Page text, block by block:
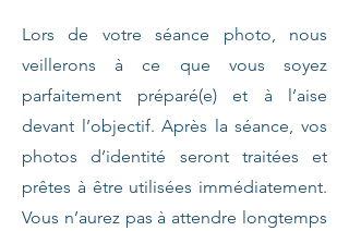
Lors de votre séance photo, nous
veillerons à ce que vous soyez
parfaitement préparé(e) et à l’aise
devant l’objectif. Après la séance, vos
photos d’identité seront traitées et
prêtes à être utilisées immédiatement.
Vous n’aurez pas à attendre longtemps